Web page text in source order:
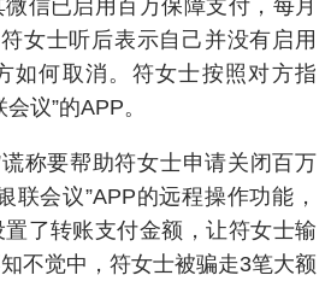
信已启用百万保障支付，每月
女士听后表示自己并没有启用
如何取消。符女士按照对方指
议”的APP。
称要帮助符女士申请关闭百万
联会议”APP的远程操作功能，
了转账支付金额，让符女士输
不觉中，符女士被骗走3笔大额